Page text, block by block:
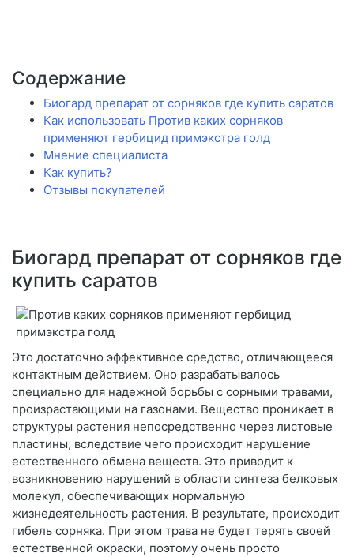
Содержание
Биогард препарат от сорняков где купить саратов
Как использовать Против каких сорняков
применяют гербицид примэкстра голд
Мнение специалиста
Как купить?
Отзывы покупателей
Биогард препарат от сорняков где
купить саратов
Это достаточно эффективное средство, отличающееся
контактным действием. Оно разрабатывалось
специально для надежной борьбы с сорными травами,
произрастающими на газонами. Вещество проникает в
структуры растения непосредственно через листовые
пластины, вследствие чего происходит нарушение
естественного обмена веществ. Это приводит к
возникновению нарушений в области синтеза белковых
молекул, обеспечивающих нормальную
жизнедеятельность растения. В результате, происходит
гибель сорняка. При этом трава не будет терять своей
естественной окраски, поэтому очень просто